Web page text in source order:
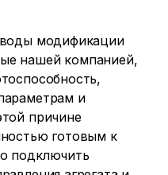
модификации
нашей компанией,
и
причине
готовым к
подключить